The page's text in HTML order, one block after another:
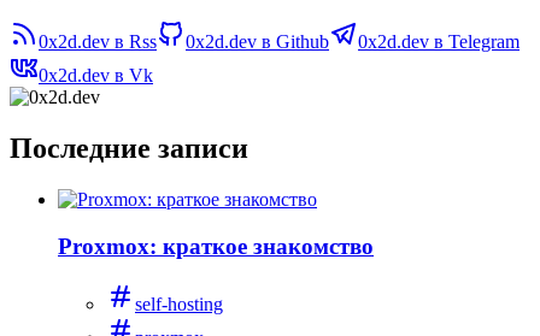
0x2d.dev в Rss 0x2d.dev в Github
0x2d.dev в Telegram
0x2d.dev в Vk
Последние записи
Proxmox: краткое знакомство
self-hosting